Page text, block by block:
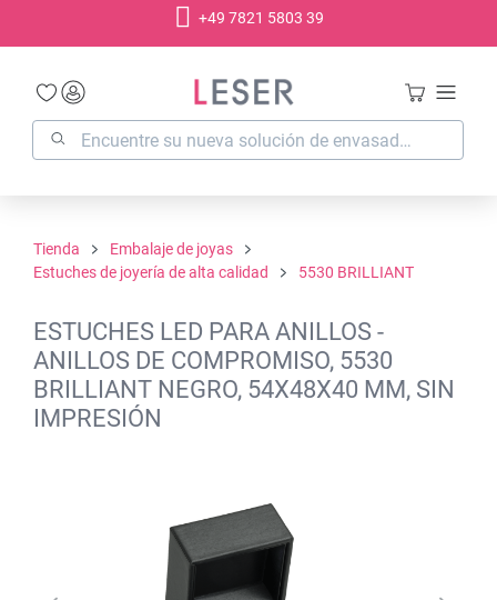
+49 7821 5803 39
Tienda
Embalaje de joyas
Estuches de joyería de alta calidad
5530 BRILLIANT
ESTUCHES LED PARA ANILLOS -
ANILLOS DE COMPROMISO, 5530
BRILLIANT NEGRO, 54X48X40 MM, SIN
IMPRESIÓN